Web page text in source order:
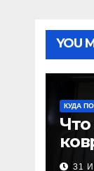
YOU
КУДА
Что
31